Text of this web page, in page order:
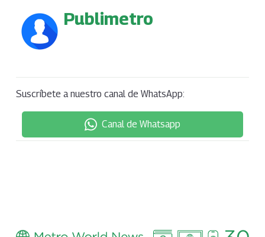
Publimetro
Suscríbete a nuestro canal de WhatsApp:
Canal de Whatsapp